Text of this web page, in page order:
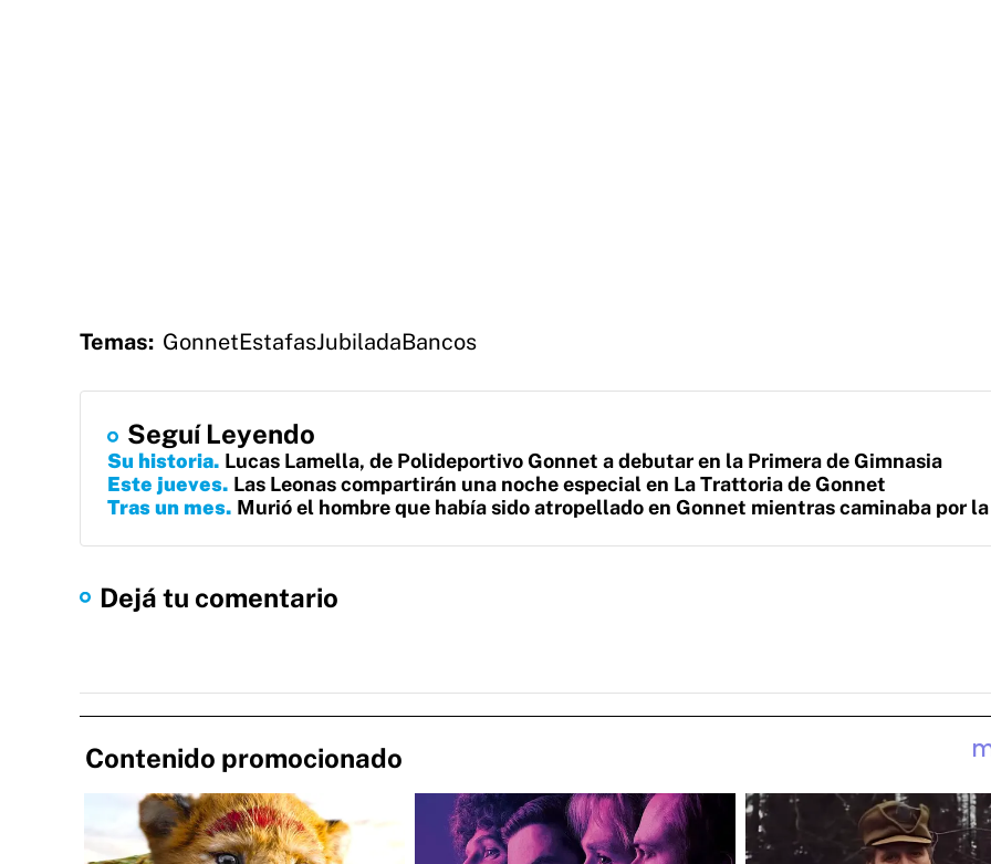
Temas: GonnetEstafasJubiladaBancos
Seguí Leyendo
Su historia Lucas Lamella, de Polideportivo Gonnet a debutar en la Primera de Gimnasia
Este jueves Las Leonas compartirán una noche especial en La Trattoria de Gonnet
Tras un mes Murió el hombre que había sido atropellado en Gonnet mientras caminaba por
Dejá tu comentario